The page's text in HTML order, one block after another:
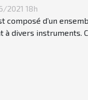
2021 18h
composé d’un
à divers instruments.